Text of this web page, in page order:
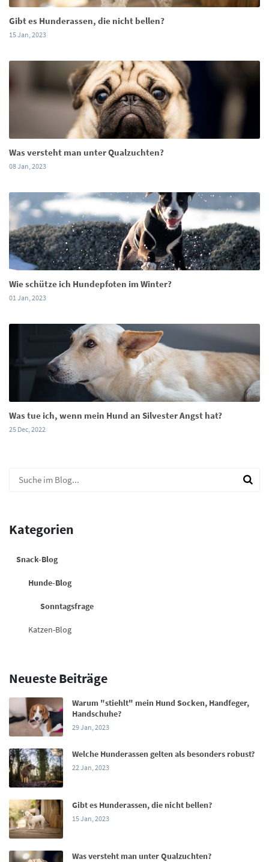
Gibt es Hunderassen, die nicht bellen?
15 Jan, 2023
Was versteht man unter Qualzuchten?
08 Jan, 2023
Wie schütze ich Hundepfoten im Winter?
01 Jan, 2023
Was tue ich, wenn mein Hund an Silvester Angst hat?
25 Dec, 2022
Kategorien
Snack-Blog
Hunde-Blog
Sonntagsfrage
Katzen-Blog
Neueste Beiträge
Warum "stiehlt" mein Hund Socken, Handfeger,
Handschuhe?
29 Jan, 2023
Welche Hunderassen gelten als besonders robust?
22 Jan, 2023
Gibt es Hunderassen, die nicht bellen?
15 Jan, 2023
Was versteht man unter Qualzuchten?